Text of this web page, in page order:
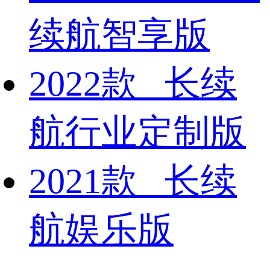
续航智享版
2022款 长续
航行业定制版
2021款 长续
航娱乐版